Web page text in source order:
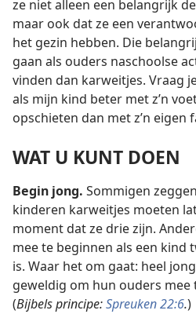
ze niet alleen een belangrijk
maar ook dat ze een
het gezin hebben. Die
gaan als ouders naschoolse
vinden dan karweitjes. Vraag
als mijn kind beter met z’n
opschieten dan met z’n eigen
WAT U KUNT DOEN
Begin jong. Sommigen
kinderen karweitjes moeten
moment dat ze drie zijn.
mee te beginnen als een kind
is. Waar het om gaat: heel
geweldig om hun ouders mee
(Bijbels principe:Spreuken 22:6.)